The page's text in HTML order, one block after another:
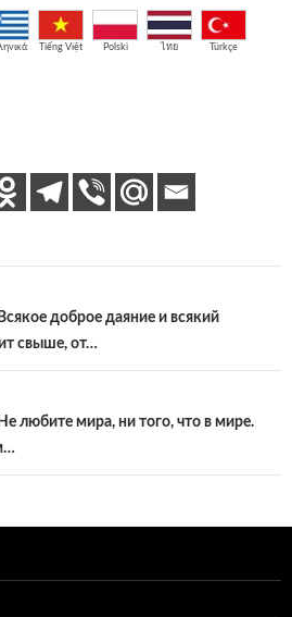
Tiếng Việt Polski ไทย Türkçe
доброе даяние и всякий
свыше, от…
любите мира, ни того, что в мире.